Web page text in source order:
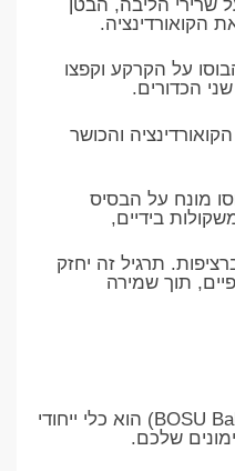
שרירי הליבה, הבטן
הקואורדינציה.
על הקרקע וקפצו
הכדורים.
והכושר
מונח על הבסיס
בידיים,
תרגיל זה יחזק
תוך שמירה
הבוסו כפול כדור יציבה (BOSU Balance) הוא כלי ייחודי
שלכם.